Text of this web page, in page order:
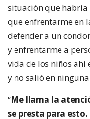
situación que habría
que enfrentarme en
defender a un
y enfrentarme a
vida de los niños ahí
y no salió en
“Me llama la
se presta para